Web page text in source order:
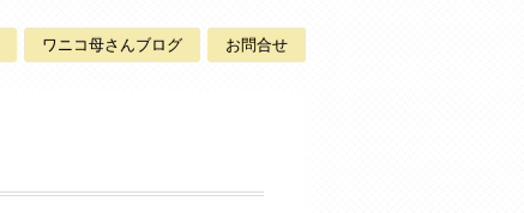
ワニコ母さんブログ お問合せ